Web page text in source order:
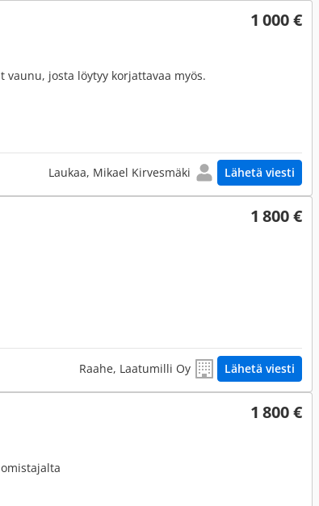
1 000 €
josta löytyy korjattavaa myös.
Laukaa, Mikael Kirvesmäki Lähetä viesti
1 800 €
Raahe, Laatumilli Oy Lähetä viesti
1 800 €